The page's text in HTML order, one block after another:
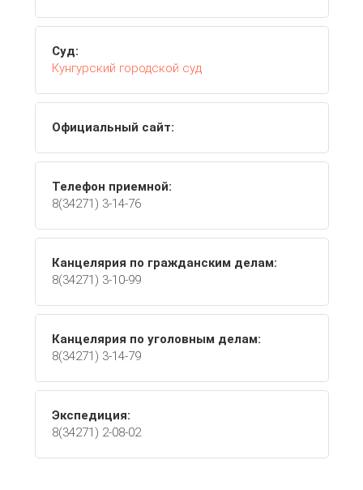
Суд:
Кунгурский городской суд
Официальный сайт:
Телефон приемной:
8(34271) 3-14-76
Канцелярия по гражданским делам:
8(34271) 3-10-99
Канцелярия по уголовным делам:
8(34271) 3-14-79
Экспедиция:
8(34271) 2-08-02